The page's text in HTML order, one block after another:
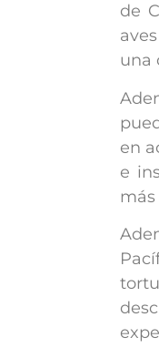
de
una
en
e
más